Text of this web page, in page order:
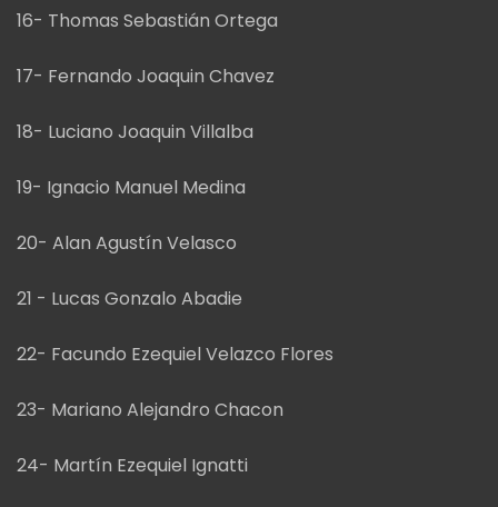
16- Thomas Sebastián Ortega
17- Fernando Joaquin Chavez
18- Luciano Joaquin Villalba
19- Ignacio Manuel Medina
20- Alan Agustín Velasco
21 - Lucas Gonzalo Abadie
22- Facundo Ezequiel Velazco Flores
23- Mariano Alejandro Chacon
24- Martín Ezequiel Ignatti